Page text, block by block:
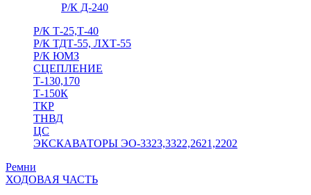
Р/К Д-240
Р/К Т-25,Т-40
Р/К ТДТ-55, ЛХТ-55
Р/К ЮМЗ
СЦЕПЛЕНИЕ
Т-130,170
Т-150К
ТКР
ТНВД
ЦС
ЭКСКАВАТОРЫ ЭО-3323,3322,2621,2202
Ремни
ХОДОВАЯ ЧАСТЬ